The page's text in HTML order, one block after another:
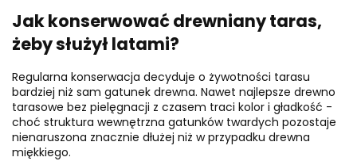
Jak konserwować drewniany taras,
żeby służył latami?
Regularna konserwacja decyduje o żywotności tarasu
bardziej niż sam gatunek drewna. Nawet najlepsze drewno
tarasowe bez pielęgnacji z czasem traci kolor i gładkość -
choć struktura wewnętrzna gatunków twardych pozostaje
nienaruszona znacznie dłużej niż w przypadku drewna
miękkiego.